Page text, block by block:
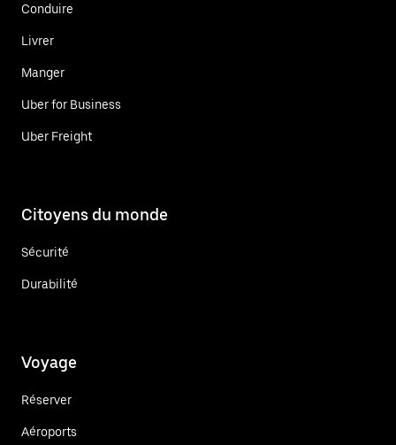
Conduire
Livrer
Manger
Uber for Business
Uber Freight
Citoyens du monde
Sécurité
Durabilité
Voyage
Réserver
Aéroports